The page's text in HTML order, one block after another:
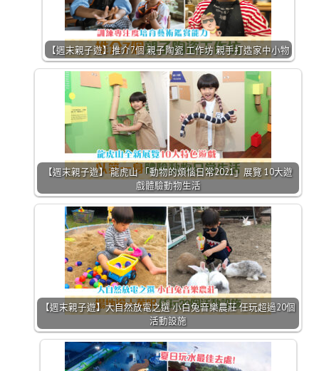
【週末親子遊】推介7個 親子陶瓷 工作坊 親手打造家中小物
【週末親子遊】 龍虎山 「動物的煩惱日常2021」展覽 10大遊
戲體驗動物生活
【週末親子遊】大自然放電之選 小白兔音樂農莊 任玩超過20個
活動設施